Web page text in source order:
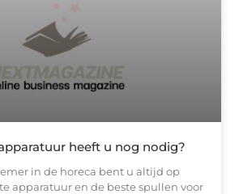
heeft u nog nodig?
in de horeca bent u altijd op
apparatuur en de beste spullen voor